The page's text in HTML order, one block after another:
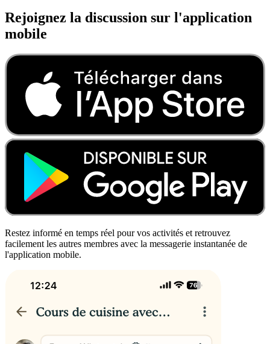
Rejoignez la discussion sur l'application
mobile
Restez informé en temps réel pour vos activités et retrouvez
facilement les autres membres avec la messagerie instantanée de
l'application mobile.